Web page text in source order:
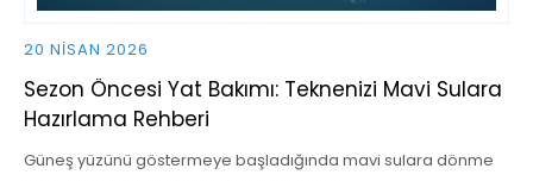
20 NISAN 2026
Sezon Öncesi Yat Bakımı: Teknenizi Mavi Sulara
Hazırlama Rehberi
Güneş yüzünü göstermeye başladığında mavi sulara dönme